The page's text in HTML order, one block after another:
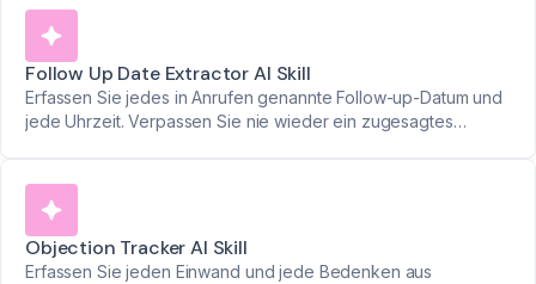
Follow Up Date Extractor AI Skill
Erfassen Sie jedes in Anrufen genannte Follow-up-Datum und
jede Uhrzeit. Verpassen Sie nie wieder ein zugesagtes
Objection Tracker AI Skill
Erfassen Sie jeden Einwand und jede Bedenken aus